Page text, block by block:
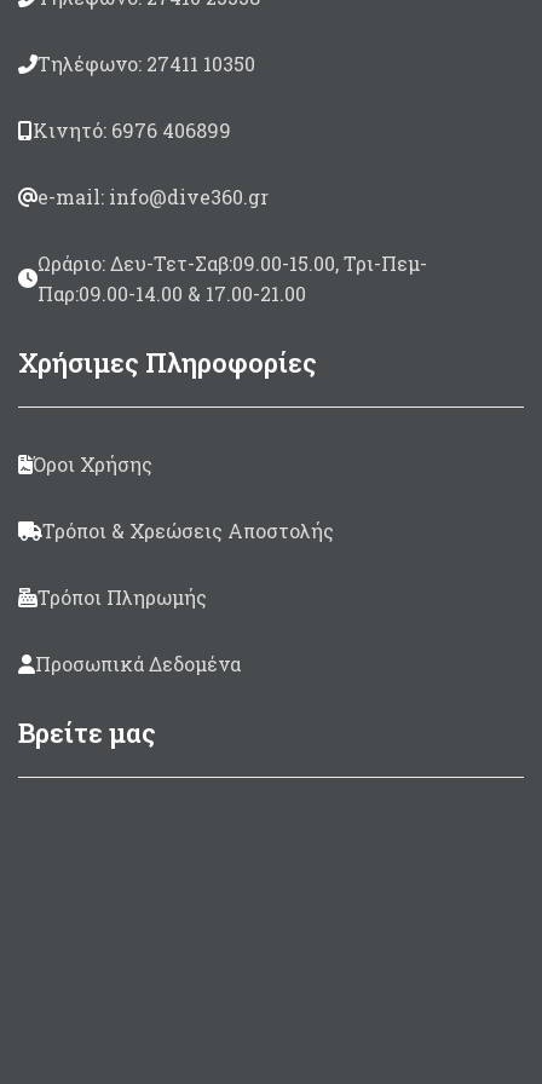
Τηλέφωνο: 27411 10350
Κινητό: 6976 406899
e-mail: info@dive360.gr
Ωράριο: Δευ-Τετ-Σαβ:09.00-15.00, Τρι-Πεμ-
Παρ:09.00-14.00 & 17.00-21.00
Χρήσιμες Πληροφορίες
Όροι Χρήσης
Τρόποι & Χρεώσεις Αποστολής
Τρόποι Πληρωμής
Προσωπικά Δεδομένα
Βρείτε μας